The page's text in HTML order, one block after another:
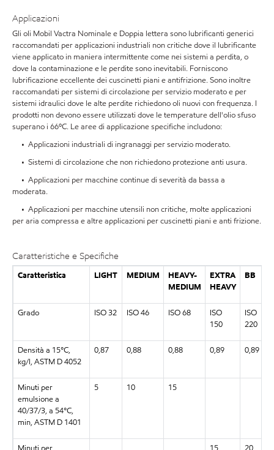
Applicazioni
Gli oli Mobil Vactra Nominale e Doppia lettera sono lubrificanti generici
raccomandati per applicazioni industriali non critiche dove il lubrificante
viene applicato in maniera intermittente come nei sistemi a perdita, o
dove la contaminazione e le perdite sono inevitabili. Forniscono
lubrificazione eccellente dei cuscinetti piani e antifrizione. Sono inoltre
raccomandati per sistemi di circolazione per servizio moderato e per
sistemi idraulici dove le alte perdite richiedono oli nuovi con frequenza. I
prodotti non devono essere utilizzati dove le temperature dell'olio sfuso
superano i 66ºC. Le aree di applicazione specifiche includono:
• Applicazioni industriali di ingranaggi per servizio moderato.
• Sistemi di circolazione che non richiedono protezione anti usura.
• Applicazioni per macchine continue di severità da bassa a
moderata.
• Applicazioni per macchine utensili non critiche, molte applicazioni
per aria compressa e altre applicazioni per cuscinetti piani e anti frizione.
Caratteristiche e Specifiche
Caratteristica LIGHT MEDIUM
HEAVY-
MEDIUM
EXTRA
HEAVY
BB
Grado ISO 32 ISO 46 ISO 68
ISO
150
ISO
220
Densità a 15°C,
kg/l, ASTM D 4052
0,87 0,88 0,88 0,89 0,89
Minuti per
emulsione a
40/37/3, a 54°C,
min, ASTM D 1401
5 10 15